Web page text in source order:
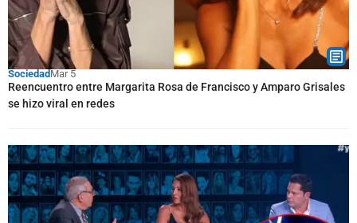
SociedadMar 5
Reencuentro entre Margarita Rosa de Francisco y Amparo Grisales
se hizo viral en redes